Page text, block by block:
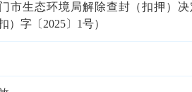
市生态环境局解除查封（扣押）
扣）字〔2025〕1号）